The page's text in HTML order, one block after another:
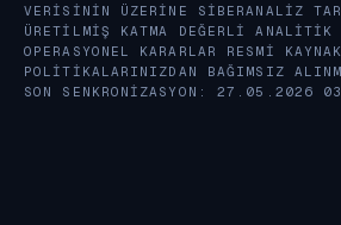
VERISININ ÜZERINE SIBERANALIZ
ÜRETILMIŞ KATMA DEĞERLI
OPERASYONEL KARARLAR RESMI
POLITIKALARINIZDAN BAĞIMSIZ
SON SENKRONIZASYON: 27.05.2026